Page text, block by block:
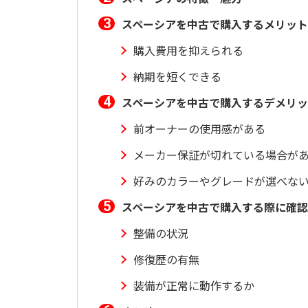
スペーシアを中古で購入するメリット
購入費用を抑えられる
納期を短くできる
スペーシアを中古で購入するデメリ
前オーナーの使用感がある
メーカー保証が切れている場合が
好みのカラーやグレードが選べない
スペーシアを中古で購入する際に確
整備の状況
修復歴の有無
装備が正常に動作するか